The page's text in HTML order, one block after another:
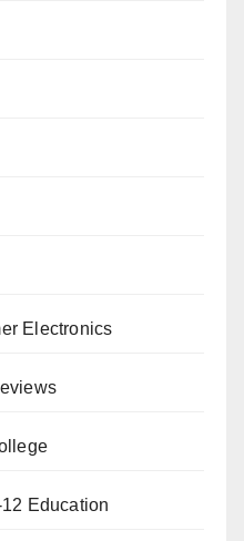
Electronics
Education